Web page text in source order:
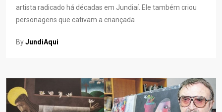
artista radicado há décadas em Jundiaí. Ele também criou
personagens que cativam a criançada
ByJundiAqui